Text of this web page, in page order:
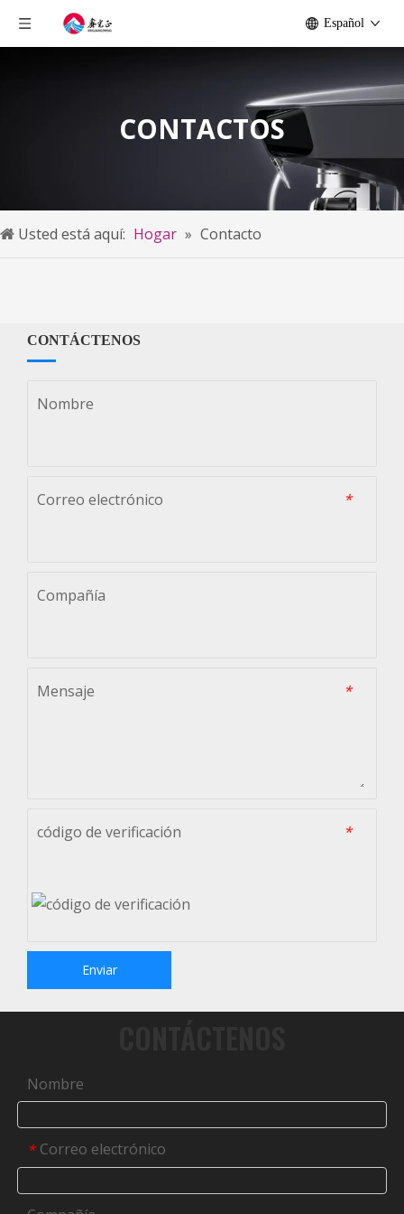
Español
CONTACTOS
Usted está aquí: Hogar » Contacto
CONTÁCTENOS
Nombre
*
Correo electrónico
Compañía
*
Mensaje
*
código de verificación
Enviar
Nombre
* Correo electrónico